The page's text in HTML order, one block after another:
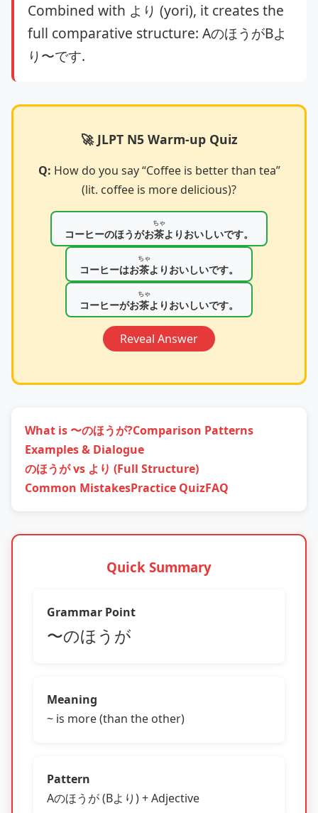
Combined with より (yori), it creates the
full comparative structure: AのほうがBよ
り〜です.
🚀 JLPT N5 Warm-up Quiz
Q: How do you say “Coffee is better than tea”
(lit. coffee is more delicious)?
コーヒーのほうがお茶
ちゃ
よりおいしいです。
コーヒーはお茶
ちゃ
よりおいしいです。
コーヒーがお茶
ちゃ
よりおいしいです。
Reveal Answer
What is 〜のほうが?Comparison Patterns
Examples & Dialogue
のほうが vs より (Full Structure)
Common MistakesPractice QuizFAQ
Quick Summary
Grammar Point
〜のほうが
Meaning
~ is more (than the other)
Pattern
Aのほうが (Bより) + Adjective